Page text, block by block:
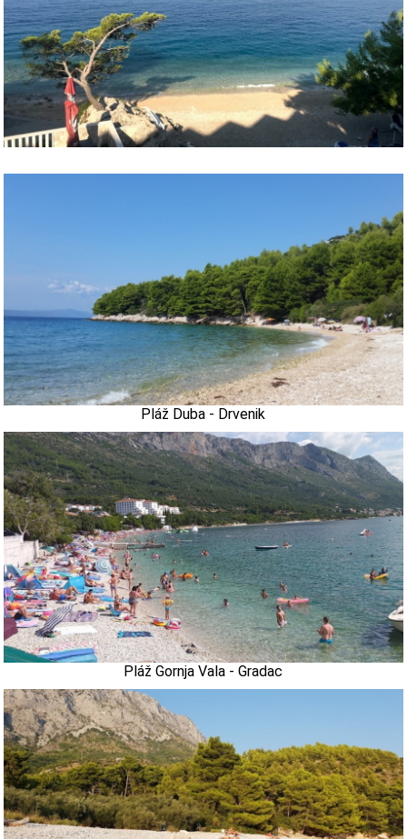
Pláž Duba - Drvenik
Pláž Gornja Vala - Gradac